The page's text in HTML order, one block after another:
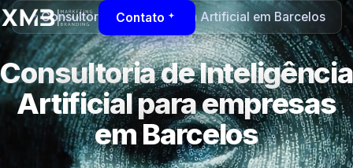
Contato
Consultoria de Inteligência Artificial em Barcelos
Consultoria de Inteligência
Artificial para empresas
em Barcelos